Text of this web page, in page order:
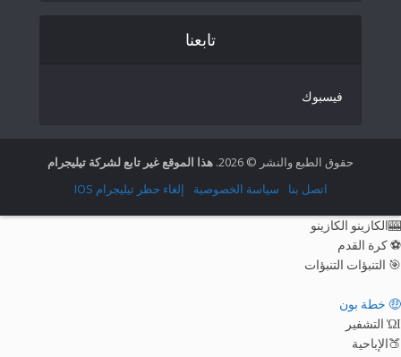
Italian
Greek
Chinese
Japanese
تابعنا
فيسبوك
حقوق الطبع والنشر © 2026.
هذا الموقع غير تابع لشركة تيليجرام
إلغاء حظر تيليجرام IOS
سياسة الخصوصية اتصل بنا
🎰الكازينو الكازينو
⚽ كرة القدم
🎯 التنبؤات التنبؤات
🤑 خطة بون
ὩΙ التشفير
🍑الإباحية